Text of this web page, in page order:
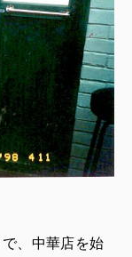
、中華店を始